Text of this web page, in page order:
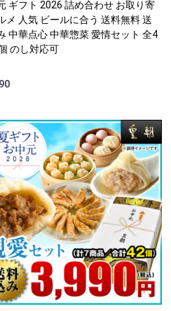
ギフト 2026 詰め合わせ お取り寄
メ 人気 ビールに合う 送料無料 送
中華点心 中華惣菜 愛情セット 全4
のし対応可